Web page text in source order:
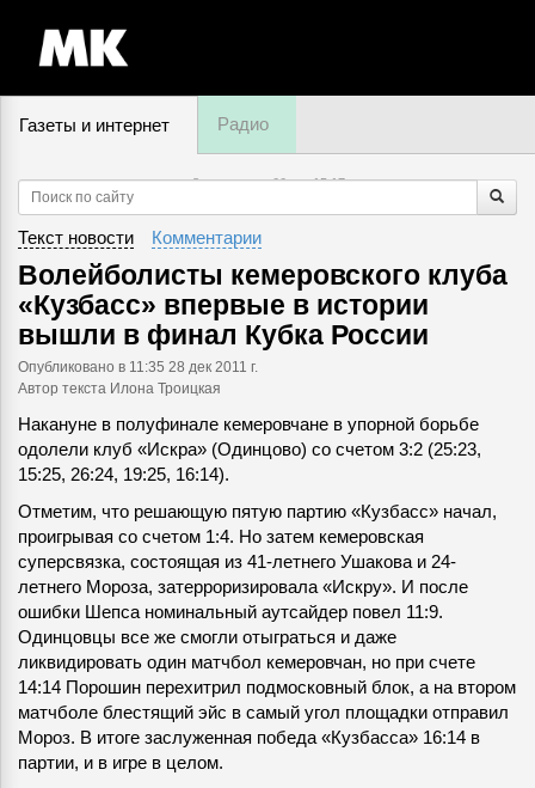
Газеты и интернет Радио
8 августа, суббота,15:17
Текст новости Комментарии
Волейболисты кемеровского клуба
«Кузбасс» впервые в истории
вышли в финал Кубка России
Опубликовано в 11:35 28 дек 2011 г.
Автор текста Илона Троицкая
Накануне в полуфинале кемеровчане в упорной борьбе
одолели клуб «Искра» (Одинцово) со счетом 3:2 (25:23,
15:25, 26:24, 19:25, 16:14).
Отметим, что решающую пятую партию «Кузбасс» начал,
проигрывая со счетом 1:4. Но затем кемеровская
суперсвязка, состоящая из 41-летнего Ушакова и 24-
летнего Мороза, затерроризировала «Искру». И после
ошибки Шепса номинальный аутсайдер повел 11:9.
Одинцовцы все же смогли отыграться и даже
ликвидировать один матчбол кемеровчан, но при счете
14:14 Порошин перехитрил подмосковный блок, а на втором
матчболе блестящий эйс в самый угол площадки отправил
Мороз. В итоге заслуженная победа «Кузбасса» 16:14 в
партии, и в игре в целом.